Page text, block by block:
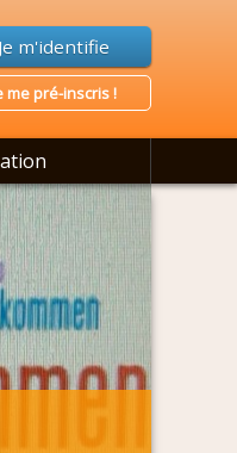
me pré-inscris !